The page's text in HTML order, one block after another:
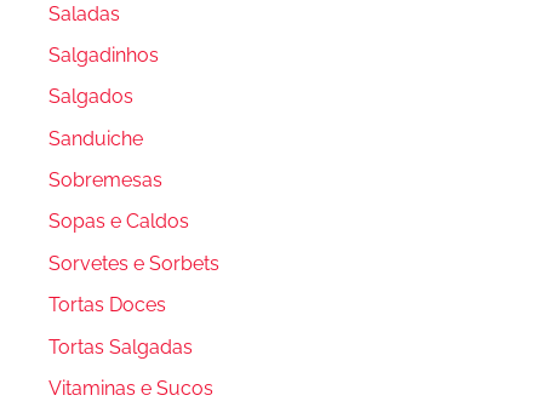
Saladas
Salgadinhos
Salgados
Sanduiche
Sobremesas
Sopas e Caldos
Sorvetes e Sorbets
Tortas Doces
Tortas Salgadas
Vitaminas e Sucos